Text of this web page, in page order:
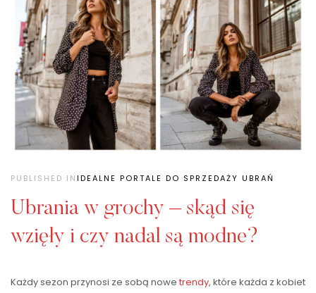
PUBLISHED INIDEALNE PORTALE DO SPRZEDAŻY UBRAŃ
Ubrania w grochy – skąd się
wzięły i czy nadal są modne?
Każdy sezon przynosi ze sobą nowe trendy, które każda z kobiet